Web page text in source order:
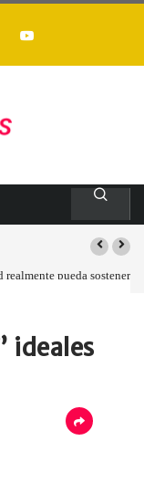
de desarrollo
sus…
ideales